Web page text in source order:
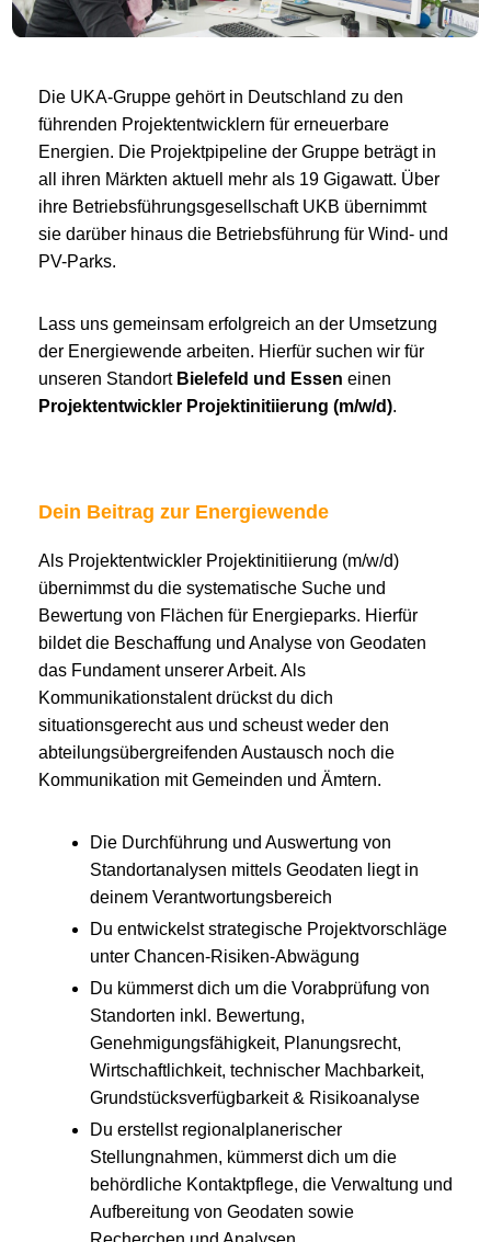
Die UKA-Gruppe gehört in Deutschland zu den
führenden Projektentwicklern für erneuerbare
Energien. Die Projektpipeline der Gruppe beträgt in
all ihren Märkten aktuell mehr als 19 Gigawatt. Über
ihre Betriebsführungsgesellschaft UKB übernimmt
sie darüber hinaus die Betriebsführung für Wind- und
PV-Parks.
Lass uns gemeinsam erfolgreich an der Umsetzung
der Energiewende arbeiten. Hierfür suchen wir für
unseren Standort Bielefeld und Essen einen
Projektentwickler Projektinitiierung (m/w/d).
Dein Beitrag zur Energiewende
Als Projektentwickler Projektinitiierung (m/w/d)
übernimmst du die systematische Suche und
Bewertung von Flächen für Energieparks. Hierfür
bildet die Beschaffung und Analyse von Geodaten
das Fundament unserer Arbeit. Als
Kommunikationstalent drückst du dich
situationsgerecht aus und scheust weder den
abteilungsübergreifenden Austausch noch die
Kommunikation mit Gemeinden und Ämtern.
Die Durchführung und Auswertung von
Standortanalysen mittels Geodaten liegt in
deinem Verantwortungsbereich
Du entwickelst strategische Projektvorschläge
unter Chancen-Risiken-Abwägung
Du kümmerst dich um die Vorabprüfung von
Standorten inkl. Bewertung,
Genehmigungsfähigkeit, Planungsrecht,
Wirtschaftlichkeit, technischer Machbarkeit,
Grundstücksverfügbarkeit & Risikoanalyse
Du erstellst regionalplanerischer
Stellungnahmen, kümmerst dich um die
behördliche Kontaktpflege, die Verwaltung und
Aufbereitung von Geodaten sowie